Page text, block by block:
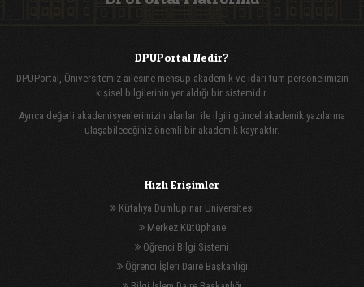
DPUPortal Nedir?
DPUPortal, Üniversitemiz ailesine mensup akademik ve idari tüm personelimizin
kişisel bilgilerinin yer aldığı bir sistemidir.
Ayrıca değerli akademisyenlerimizin alanları ile ilgili güncel akademik yazılarına
ulaşabileceğiniz önemli bir akademik kaynaktır.
Hızlı Erişimler
Kütahya Dumlupınar Üniversitesi
Merkez Kütüphane
Öğrenci Bilgi Sistemi
Öğrenci İşleri Daire Başkanlığı